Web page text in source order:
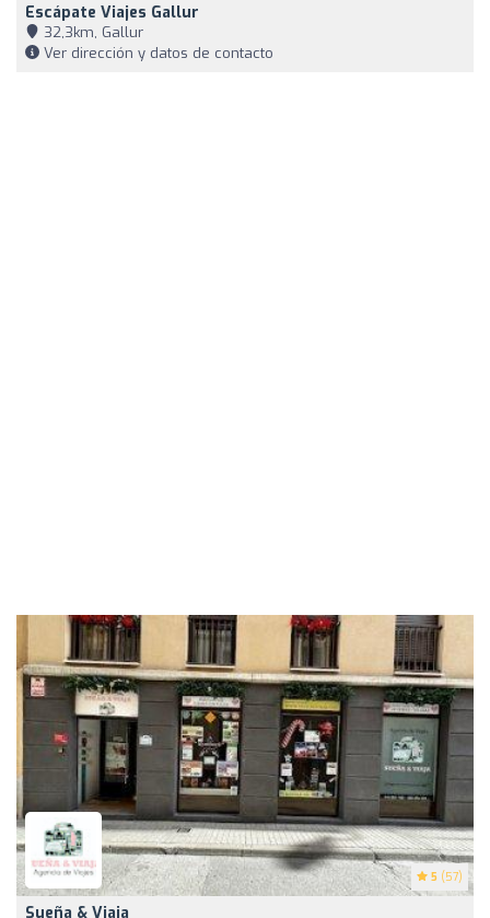
Escápate Viajes Gallur
32,3km, Gallur
Ver dirección y datos de contacto
5 (57)
Sueña & Viaja